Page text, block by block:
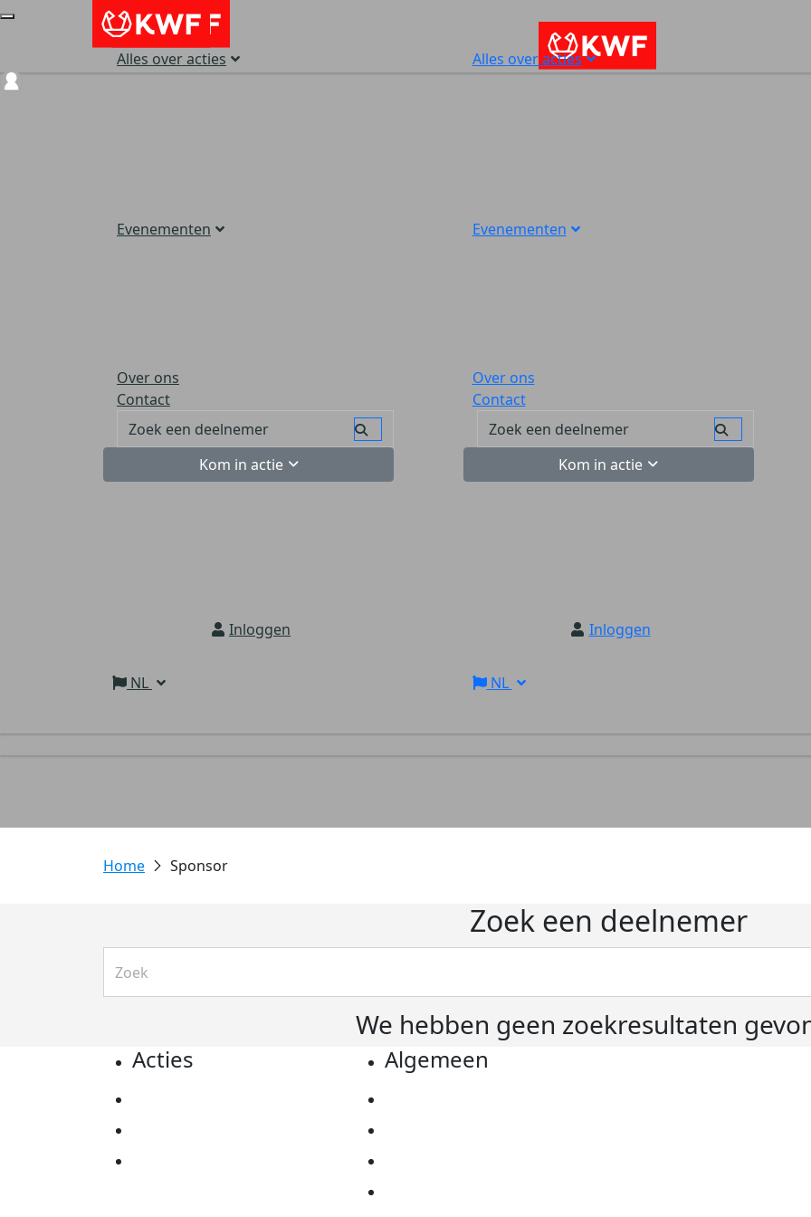
Alles over acties
Evenementen
Over ons
Contact
Kom in actie
Inloggen
NL
Alles over acties
Evenementen
Over ons
Contact
Kom in actie
Inloggen
NL
Sponsor
Zoek een deelnemer
We hebben geen zoekresultaten
Acties Algemeen